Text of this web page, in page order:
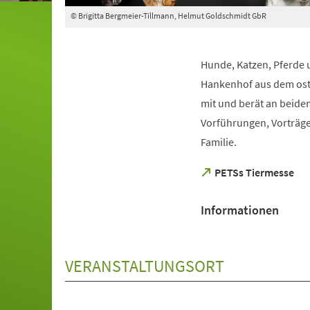
© Brigitta Bergmeier-Tillmann, Helmut Goldschmidt GbR
Hunde, Katzen, Pferde
Hankenhof aus dem
mit und berät an
Vorführungen,
Familie.
PETSs Tiermesse
(Öffnet
neuen
Informationen
VERANSTALTUNGSORT